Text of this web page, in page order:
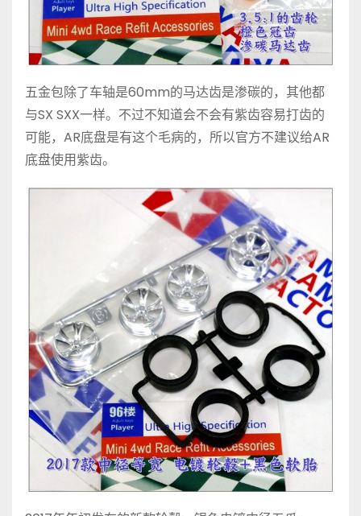
五金包除了车轴是60mm的马达齿是渗碳的，其他都
与SX SXX一样。不过不知道会不会有紫齿容易打齿的
可能，AR底盘是有这个毛病的，所以官方不建议给AR
底盘使用紫齿。